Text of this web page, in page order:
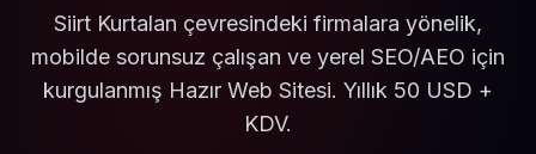
Siirt Kurtalan çevresindeki firmalara yönelik,
mobilde sorunsuz çalışan ve yerel SEO/AEO için
kurgulanmış Hazır Web Sitesi. Yıllık 50 USD +
KDV.